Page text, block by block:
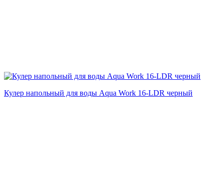
Кулер напольный для воды Aqua Work 16-LDR черный